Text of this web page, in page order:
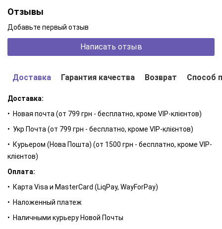
АКТИВНЫЕ КОМПОНЕНТЫ
Пантенол (провитамин B5)
пантотеновую кислоту. Способствует заживлению
микроповреждений, уменьшает покраснение и раздражение,
укрепляет естественный защитный барьер. Повышает
эластичность кожи, делая её мягкой и гладкой.
Бетаин— натуральный осмолит, поддерживающий водный
баланс клеток и защищающий кожу от обезвоживания.
Обладает успокаивающим действием, уменьшает
раздражение и чувство стянутости, повышает комфорт
кожи. Идеально подходит для чувствительной и реактивной
Отзывы
Добавьте первый отзыв
Написать отзыв
Доставка Гарантия качества Возврат Способ
Доставка:
• Новая почта (от 799 грн - бесплатно, кроме VIP-клієнтов)
• Укр Почта (от 799 грн - бесплатно, кроме VIP-клієнтов)
• Курьером (Нова Пошта) (от 1500 грн - бесплатно, кроме VIP-
клієнтов)
Оплата:
• Карта Visa и MasterCard (LiqPay, WayForPay)
• Наложенный платеж
• Наличными курьеру Новой Почты